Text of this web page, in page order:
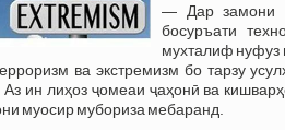
— Дар замони
босуръати
мухталиф нуфуз
ва экстремизм бо тарзу
ин лиҳоз ҷомеаи ҷаҳонӣ ва
муосир мубориза мебаранд.